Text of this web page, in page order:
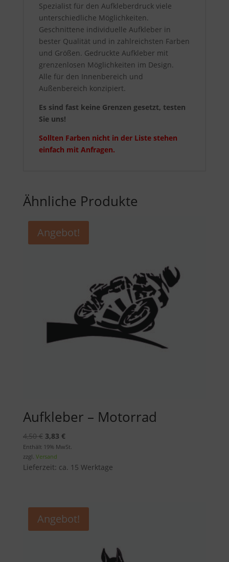
Spezialist für den Aufkleberdruck viele
unterschiedliche Möglichkeiten.
Geschnittene individuelle Aufkleber in
bester Qualität und in zahlreichsten Farben
und Größen. Gedruckte Aufkleber mit
grenzenlosen Möglichkeiten im Design.
Alle für den Innenbereich und
Außenbereich konzipiert.
Es sind fast keine Grenzen gesetzt, testen
Sie uns!
Sollten Farben nicht in der Liste stehen
einfach mit Anfragen.
Ähnliche Produkte
Angebot!
Aufkleber – Motorrad
4,50€ Ursprünglicher
Preis
war:
4,50 €
3,83 €Aktueller
Preis
3,83 €.
Enthält 19% MwSt.
zzgl. Versand
Lieferzeit: ca. 15 Werktage
Angebot!